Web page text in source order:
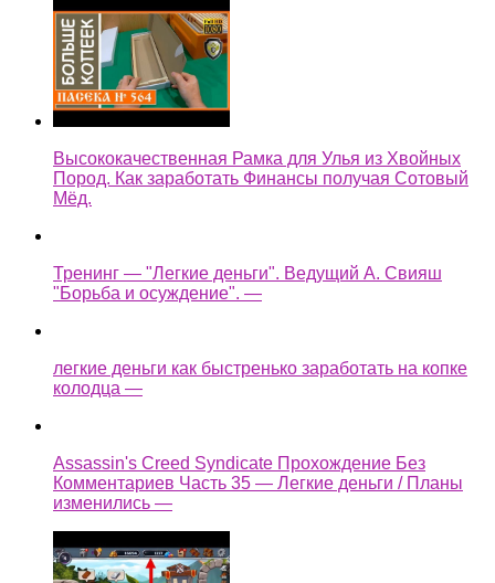
Высококачественная Рамка для Улья из Хвойных
Пород. Как заработать Финансы получая Сотовый
Мёд.
Тренинг — "Легкие деньги". Ведущий А. Свияш
"Борьба и осуждение". —
легкие деньги как быстренько заработать на копке
колодца —
Assassin's Creed Syndicate Прохождение Без
Комментариев Часть 35 — Легкие деньги / Планы
изменились —